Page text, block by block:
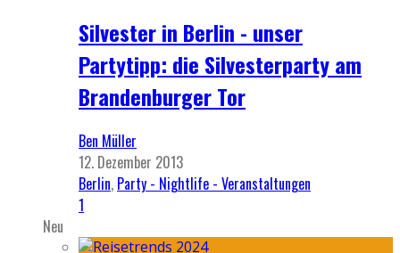
Silvester in Berlin - unser
Partytipp: die Silvesterparty am
Brandenburger Tor
Ben Müller
12. Dezember 2013
Berlin, Party - Nightlife - Veranstaltungen
1
Neu